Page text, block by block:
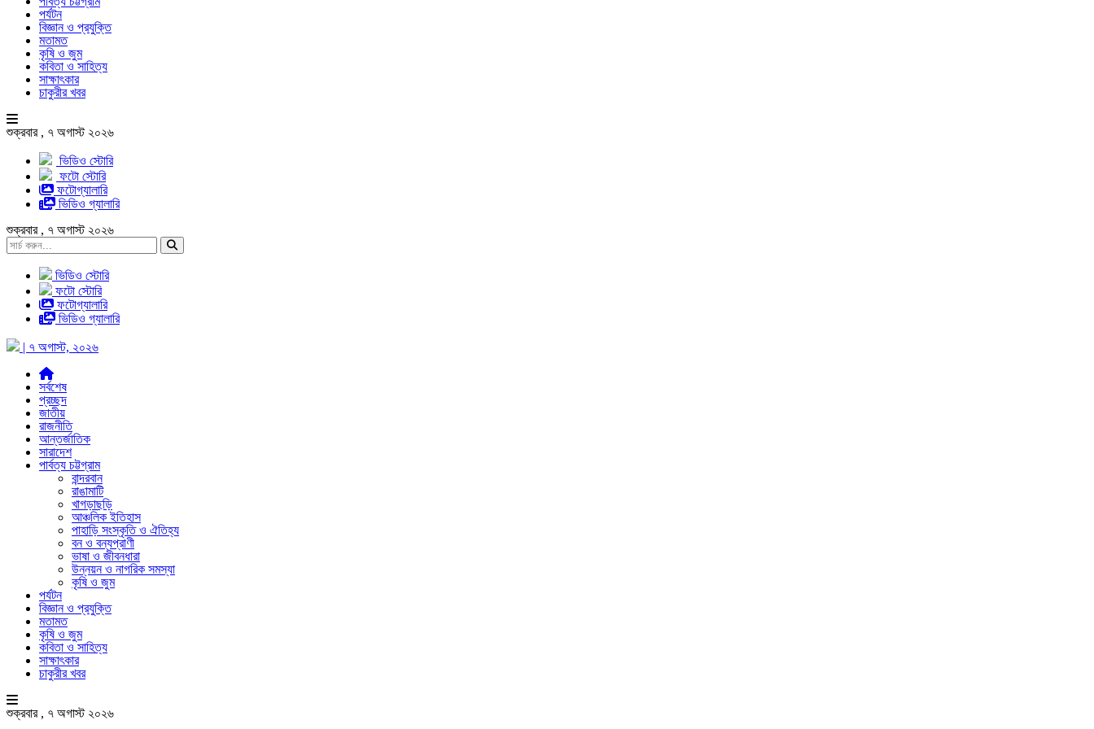
পর্যটন
বিজ্ঞান ও প্রযুক্তি
মতামত
কৃষি ও জুম
কবিতা ও সাহিত্য
সাক্ষাৎকার
চাকুরীর খবর
শুক্রবার , ৭ অগাস্ট ২০২৬
ভিডিও স্টোরি
ফটো স্টোরি
ফটোগ্যালারি
ভিডিও গ্যালারি
শুক্রবার , ৭ অগাস্ট ২০২৬
ভিডিও স্টোরি
ফটো স্টোরি
ফটোগ্যালারি
ভিডিও গ্যালারি
| ৭ অগাস্ট, ২০২৬
সর্বশেষ
প্রচ্ছদ
জাতীয়
রাজনীতি
আন্তর্জাতিক
সারাদেশ
পার্বত্য চট্টগ্রাম
বান্দরবান
রাঙামাটি
খাগড়াছড়ি
আঞ্চলিক ইতিহাস
পাহাড়ি সংস্কৃতি ও ঐতিহ্য
বন ও বন্যপ্রাণী
ভাষা ও জীবনধারা
উন্নয়ন ও নাগরিক সমস্যা
কৃষি ও জুম
পর্যটন
বিজ্ঞান ও প্রযুক্তি
মতামত
কৃষি ও জুম
কবিতা ও সাহিত্য
সাক্ষাৎকার
চাকুরীর খবর
শুক্রবার , ৭ অগাস্ট ২০২৬